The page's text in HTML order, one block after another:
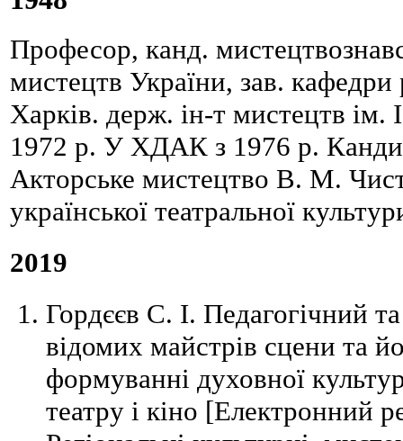
Професор, канд.
мистецтв України, зав.
Харків. держ. ін-т мистецтв ім.
1972 р. У ХДАК з 1976 р.
Акторське мистецтво В. М.
української театральної
2019
Гордєєв С. І. Педагогічний
відомих майстрів сцени та
формуванні духовної
театру і кіно [Електронний